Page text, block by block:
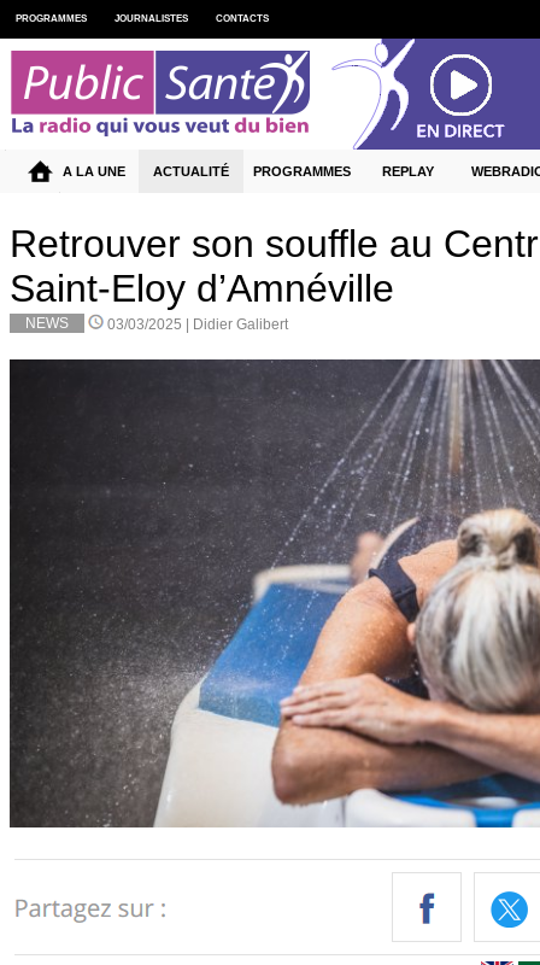
Retrouver son souffle au
Saint-Eloy d’Amnéville
NEWS 03/03/2025 | Didier Galibert
PROGRAMMES JOURNALISTES CONTACTS
A LA UNE ACTUALITÉ PROGRAMMES REPLAY